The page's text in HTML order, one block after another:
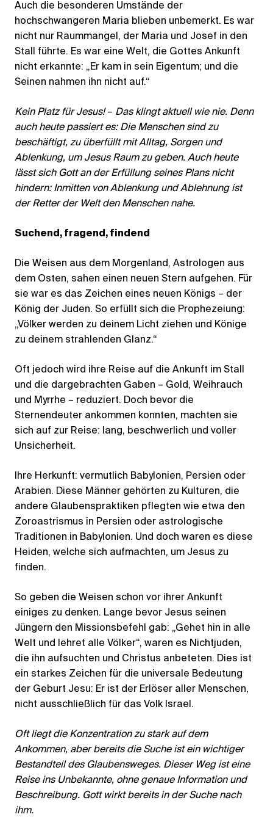
Auch die besonderen Umstände der
hochschwangeren Maria blieben unbemerkt. Es war
nicht nur Raummangel, der Maria und Josef in den
Stall führte. Es war eine Welt, die Gottes Ankunft
nicht erkannte: „Er kam in sein Eigentum; und die
Seinen nahmen ihn nicht auf.“
Kein Platz für Jesus!– Das klingt aktuell wie nie. Denn
auch heute passiert es: Die Menschen sind zu
beschäftigt, zu überfüllt mit Alltag, Sorgen und
Ablenkung, um Jesus Raum zu geben. Auch heute
lässt sich Gott an der Erfüllung seines Plans nicht
hindern: Inmitten von Ablenkung und Ablehnung ist
der Retter der Welt den Menschen nahe.
Suchend, fragend, findend
Die Weisen aus dem Morgenland, Astrologen aus
dem Osten, sahen einen neuen Stern aufgehen. Für
sie war es das Zeichen eines neuen Königs – der
König der Juden. So erfüllt sich die Prophezeiung:
„Völker werden zu deinem Licht ziehen und Könige
zu deinem strahlenden Glanz.“
Oft jedoch wird ihre Reise auf die Ankunft im Stall
und die dargebrachten Gaben – Gold, Weihrauch
und Myrrhe – reduziert. Doch bevor die
Sternendeuter ankommen konnten, machten sie
sich auf zur Reise: lang, beschwerlich und voller
Unsicherheit.
Ihre Herkunft: vermutlich Babylonien, Persien oder
Arabien. Diese Männer gehörten zu Kulturen, die
andere Glaubenspraktiken pflegten wie etwa den
Zoroastrismus in Persien oder astrologische
Traditionen in Babylonien. Und doch waren es diese
Heiden, welche sich aufmachten, um Jesus zu
finden.
So geben die Weisen schon vor ihrer Ankunft
einiges zu denken. Lange bevor Jesus seinen
Jüngern den Missionsbefehl gab: „Gehet hin in alle
Welt und lehret alle Völker“, waren es Nichtjuden,
die ihn aufsuchten und Christus anbeteten. Dies ist
ein starkes Zeichen für die universale Bedeutung
der Geburt Jesu: Er ist der Erlöser aller Menschen,
nicht ausschließlich für das Volk Israel.
Oft liegt die Konzentration zu stark auf dem
Ankommen, aber bereits die Suche ist ein wichtiger
Bestandteil des Glaubensweges. Dieser Weg ist eine
Reise ins Unbekannte, ohne genaue Information und
Beschreibung. Gott wirkt bereits in der Suche nach
ihm.